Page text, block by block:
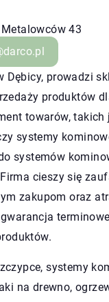
43
Dębicy, prowadzi
produktów
towarów, takich
systemy
systemów
cieszy się
zakupom oraz
systemy
na drewno,